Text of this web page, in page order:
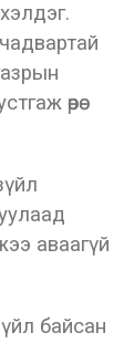
өөрөө
аваагүй
байсан